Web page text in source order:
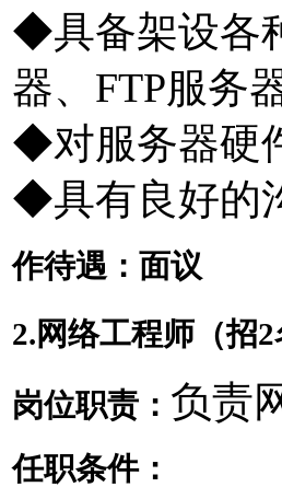
◆具备架设各
器、FTP服务
◆对服务器硬
◆具有良好的
作待遇：面议
2.网络工程师（招2
岗位职责： 负责
任职条件：